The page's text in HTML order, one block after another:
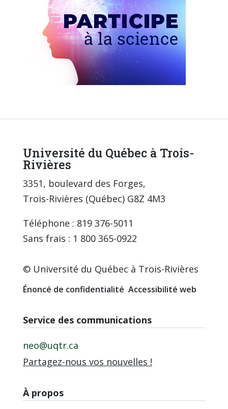
Université du Québec à Trois-
Rivières
3351, boulevard des Forges,
Trois-Rivières (Québec) G8Z 4M3
Téléphone : 819 376-5011
Sans frais : 1 800 365-0922
© Université du Québec à Trois-Rivières
Énoncé de confidentialité Accessibilité web
Service des communications
neo@uqtr.ca
Partagez-nous vos nouvelles !
À propos